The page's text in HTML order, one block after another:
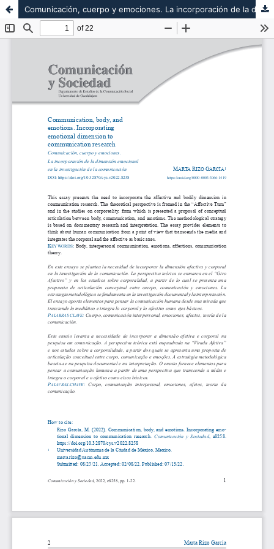
Comunicación, cuerpo y emociones. La incorporación de la dimensión emocional en la investigación de la comunicación